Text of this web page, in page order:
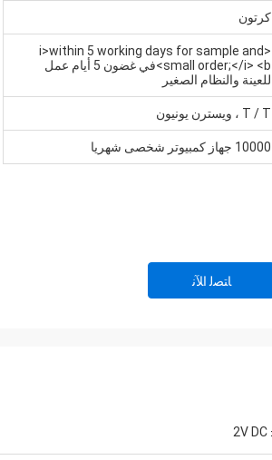
كرتون
<i>within 5 working days for sample and
small order;</i> <b>في غضون 5 أيام عمل
للعينة والنظام الصغير
T / T ، ويسترن يونيون
10000 جهاز كمبيوتر شخصى شهريا
ﺎﺘﺼﻟ ﺍﻶﻧ